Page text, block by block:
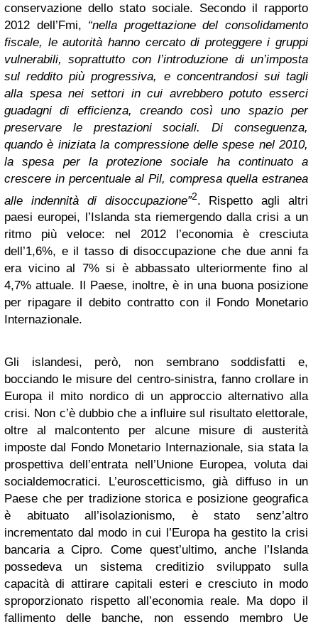
conservazione dello stato sociale. Secondo il rapporto
2012 dell’Fmi, “nella progettazione del consolidamento
fiscale, le autorità hanno cercato di proteggere i gruppi
vulnerabili, soprattutto con l’introduzione di un’imposta
sul reddito più progressiva, e concentrandosi sui tagli
alla spesa nei settori in cui avrebbero potuto esserci
guadagni di efficienza, creando così uno spazio per
preservare le prestazioni sociali. Di conseguenza,
quando è iniziata la compressione delle spese nel 2010,
la spesa per la protezione sociale ha continuato a
crescere in percentuale al Pil, compresa quella estranea
alle indennità di disoccupazione”2. Rispetto agli altri
paesi europei, l’Islanda sta riemergendo dalla crisi a un
ritmo più veloce: nel 2012 l’economia è cresciuta
dell’1,6%, e il tasso di disoccupazione che due anni fa
era vicino al 7% si è abbassato ulteriormente fino al
4,7% attuale. Il Paese, inoltre, è in una buona posizione
per ripagare il debito contratto con il Fondo Monetario
Internazionale.
Gli islandesi, però, non sembrano soddisfatti e,
bocciando le misure del centro-sinistra, fanno crollare in
Europa il mito nordico di un approccio alternativo alla
crisi. Non c’è dubbio che a influire sul risultato elettorale,
oltre al malcontento per alcune misure di austerità
imposte dal Fondo Monetario Internazionale, sia stata la
prospettiva dell’entrata nell’Unione Europea, voluta dai
socialdemocratici. L’euroscetticismo, già diffuso in un
Paese che per tradizione storica e posizione geografica
è abituato all’isolazionismo, è stato senz’altro
incrementato dal modo in cui l’Europa ha gestito la crisi
bancaria a Cipro. Come quest’ultimo, anche l’Islanda
possedeva un sistema creditizio sviluppato sulla
capacità di attirare capitali esteri e cresciuto in modo
sproporzionato rispetto all’economia reale. Ma dopo il
fallimento delle banche, non essendo membro Ue